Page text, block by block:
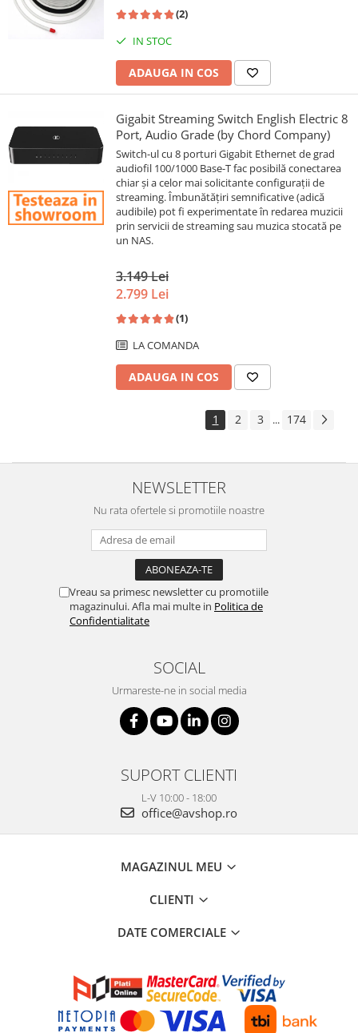
(2)
IN STOC
ADAUGA IN COS
Gigabit Streaming Switch English Electric 8
Port, Audio Grade (by Chord Company)
Switch-ul cu 8 porturi Gigabit Ethernet de grad
audiofil 100/1000 Base-T fac posibilă conectarea
chiar și a celor mai solicitante configurații de
streaming. Îmbunătățiri semnificative (adică
audibile) pot fi experimentate în redarea muzicii
prin servicii de streaming sau muzica stocată pe
un NAS.
3.149 Lei
2.799 Lei
(1)
LA COMANDA
ADAUGA IN COS
1 2 3 ... 174
NEWSLETTER
Nu rata ofertele si promotiile noastre
Vreau sa primesc newsletter cu promotiile
magazinului. Afla mai multe in Politica de
Confidentialitate
SOCIAL
Urmareste-ne in social media
SUPORT CLIENTI
L-V 10:00 - 18:00
office@avshop.ro
MAGAZINUL MEU
CLIENTI
DATE COMERCIALE